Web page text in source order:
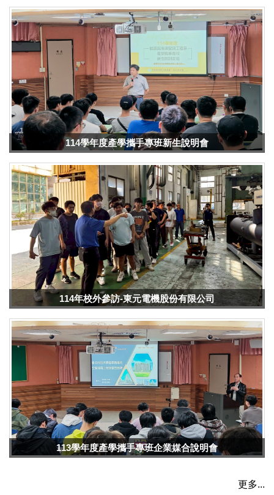
114學年度產學攜手專班新生說明會
114年校外參訪-東元電機股份有限公司
113學年度產學攜手專班企業媒合說明會
更多...